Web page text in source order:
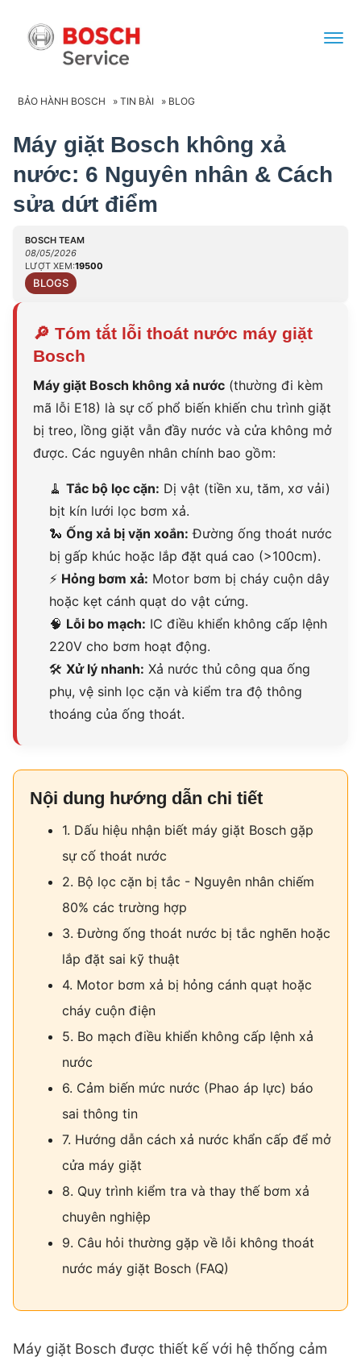
BẢO HÀNH BOSCH » TIN BÀI » BLOG
Máy giặt Bosch không xả
nước: 6 Nguyên nhân & Cách
sửa dứt điểm
BOSCH TEAM
08/05/2026
LƯỢT XEM:19500
BLOGS
🔎 Tóm tắt lỗi thoát nước máy giặt
Bosch
Máy giặt Bosch không xả nước (thường đi kèm
mã lỗi E18) là sự cố phổ biến khiến chu trình giặt
bị treo, lồng giặt vẫn đầy nước và cửa không mở
được. Các nguyên nhân chính bao gồm:
🧹 Tắc bộ lọc cặn: Dị vật (tiền xu, tăm, xơ vải)
bịt kín lưới lọc bơm xả.
🐍 Ống xả bị vặn xoắn: Đường ống thoát nước
bị gấp khúc hoặc lắp đặt quá cao (>100cm).
⚡ Hỏng bơm xả: Motor bơm bị cháy cuộn dây
hoặc kẹt cánh quạt do vật cứng.
🧠 Lỗi bo mạch: IC điều khiển không cấp lệnh
220V cho bơm hoạt động.
🛠 Xử lý nhanh: Xả nước thủ công qua ống
phụ, vệ sinh lọc cặn và kiểm tra độ thông
thoáng của ống thoát.
Nội dung hướng dẫn chi tiết
1. Dấu hiệu nhận biết máy giặt Bosch gặp
sự cố thoát nước
2. Bộ lọc cặn bị tắc - Nguyên nhân chiếm
80% các trường hợp
3. Đường ống thoát nước bị tắc nghẽn hoặc
lắp đặt sai kỹ thuật
4. Motor bơm xả bị hỏng cánh quạt hoặc
cháy cuộn điện
5. Bo mạch điều khiển không cấp lệnh xả
nước
6. Cảm biến mức nước (Phao áp lực) báo
sai thông tin
7. Hướng dẫn cách xả nước khẩn cấp để mở
cửa máy giặt
8. Quy trình kiểm tra và thay thế bơm xả
chuyên nghiệp
9. Câu hỏi thường gặp về lỗi không thoát
nước máy giặt Bosch (FAQ)
Máy giặt Bosch được thiết kế với hệ thống cảm